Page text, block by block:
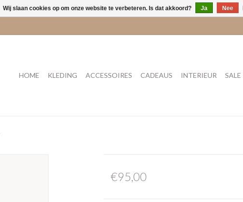
HOME KLEDING ACCESSOIRES CADEAUS INTERIEUR SALE
€95,00
Wij slaan cookies op om onze website te verbeteren. Is dat akkoord? Ja Nee